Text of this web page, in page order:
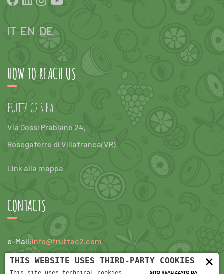
IT EN DE
HOW TO REACH US
FRUTTA C2 S.P.A.
Via Dossi Prabiano 24,
Rosegaferro di Villafranca(VR)
Link alla mappa
CONTACTS
e-Mail:info@fruttac2.com
tel:+390456304047 ×
THIS WEBSITE USES THIRD-PARTY COOKIES
This site uses technical cookies